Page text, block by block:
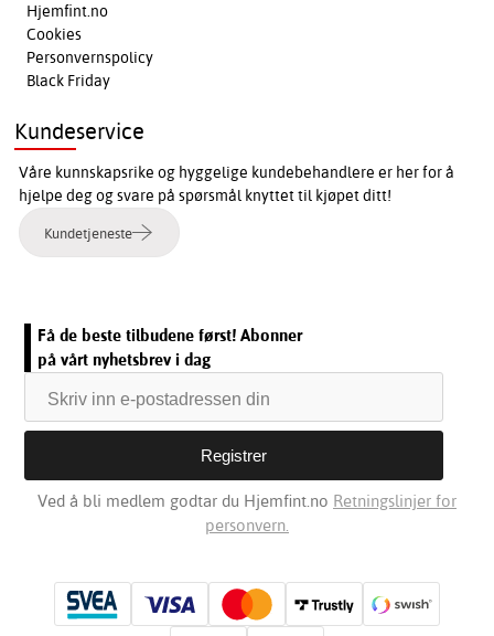
Hjemfint.no
Cookies
Personvernspolicy
Black Friday
Kundeservice
Våre kunnskapsrike og hyggelige kundebehandlere er her for å
hjelpe deg og svare på spørsmål knyttet til kjøpet ditt!
Kundetjeneste
Få de beste tilbudene først! Abonner
på vårt nyhetsbrev i dag
Ved å bli medlem godtar du Hjemfint.no Retningslinjer for
personvern.